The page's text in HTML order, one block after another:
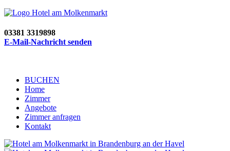
03381 3319898
E-Mail-Nachricht senden
BUCHEN
Home
Zimmer
Angebote
Zimmer anfragen
Kontakt